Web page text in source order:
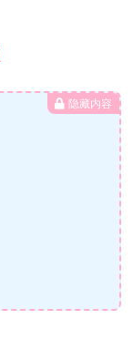
隐藏内容